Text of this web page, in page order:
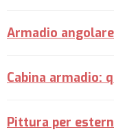
Armadio
Cabina armadio:
Pittura per